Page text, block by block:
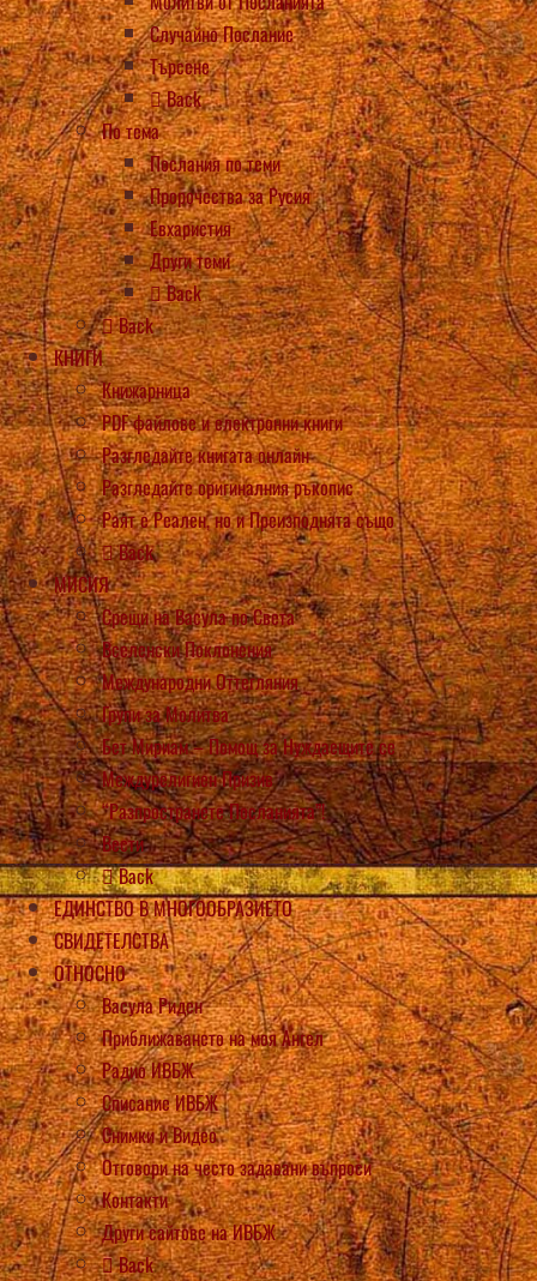
Случайно Послание
Търсене
Back
По тема
Послания по теми
Пророчества за Русия
Евхаристия
Други теми
Back
Back
КНИГИ
Книжарница
PDF файлове и електронни книги
Разгледайте книгата онлайн
Разгледайте оригиналния ръкопис
Раят е Реален, но и Преизподнята също
Back
МИСИЯ
Срещи на Васула по Света
Вселенски Поклонения
Международни Оттегляния
Групи за Молитва
Бет Мириам – Помощ за Нуждаещите се
Междурелигиен Призив
“Разпространете Посланията”!
Вести
Back
ЕДИНСТВО В МНОГООБРАЗИЕТО
СВИДЕТЕЛСТВА
ОТНОСНО
Васула Риден
Приближаването на моя Ангел
Радио ИВБЖ
Списание ИВБЖ
Снимки и Видео
Отговори на често задавани въпроси
Контакти
Други сайтове на ИВБЖ
Back